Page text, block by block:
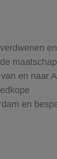
en naar
en